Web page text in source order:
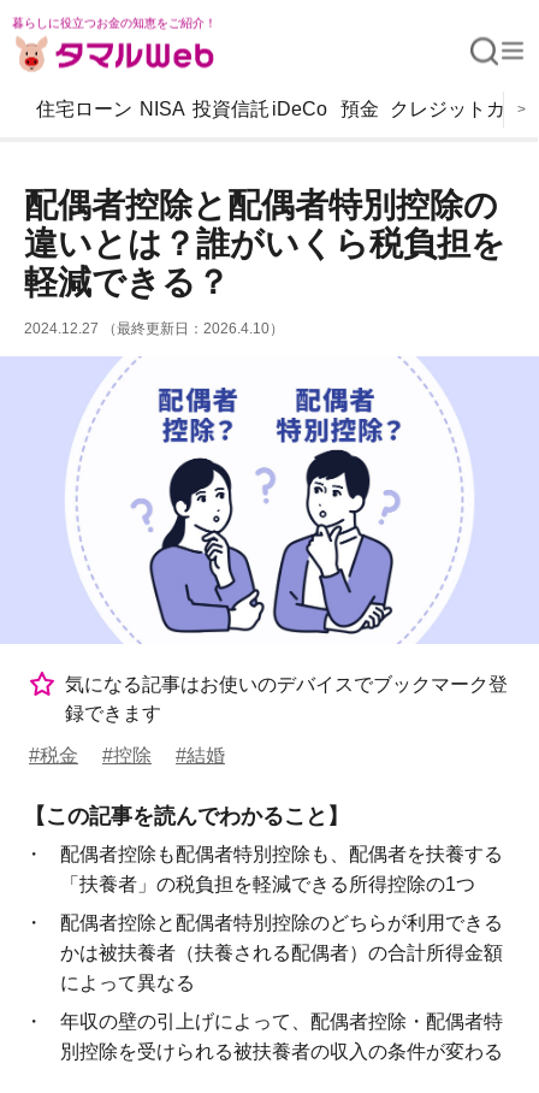
暮らしに役立つお金の知恵をご紹介！
住宅ローン NISA 投資信託 iDeCo 預金 クレジットカー
>
配偶者控除と配偶者特別控除の
違いとは？誰がいくら税負担を
軽減できる？
2024.12.27 （最終更新日：2026.4.10）
気になる記事はお使いのデバイスでブックマーク登
録できます
#税金 #控除 #結婚
【この記事を読んでわかること】
配偶者控除も配偶者特別控除も、配偶者を扶養する
「扶養者」の税負担を軽減できる所得控除の1つ
配偶者控除と配偶者特別控除のどちらが利用できる
かは被扶養者（扶養される配偶者）の合計所得金額
によって異なる
年収の壁の引上げによって、配偶者控除・配偶者特
別控除を受けられる被扶養者の収入の条件が変わる